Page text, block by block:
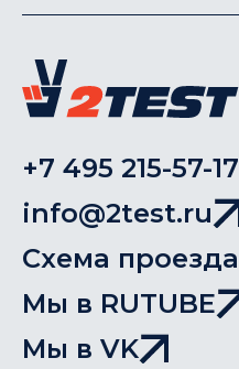
+7 495 215-57-17
info@2test.ru
Схема проезда
Мы в RUTUBE
Мы в VK